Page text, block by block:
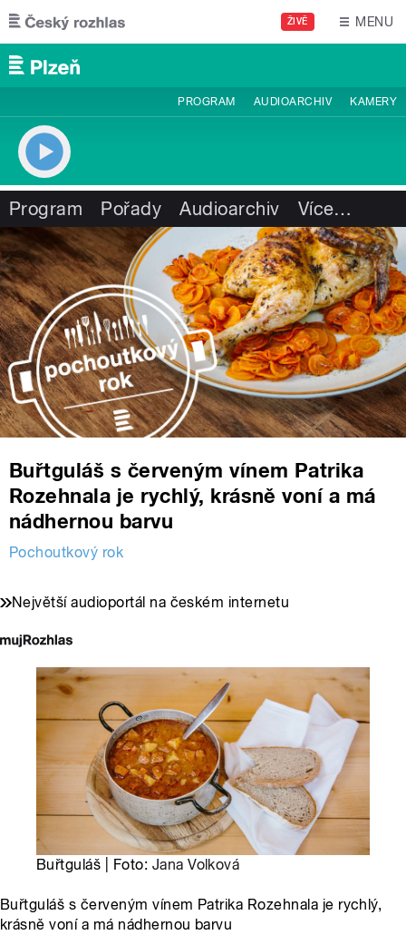
Přejít k hlavnímu obsahu
ŽIVĚ MENU
PROGRAM AUDIOARCHIV KAMERY
Program Pořady Audioarchiv Více…
Buřtguláš s červeným vínem Patrika
Rozehnala je rychlý, krásně voní a má
nádhernou barvu
Pochoutkový rok
Největší audioportál na českém internetu
Buřtguláš | Foto: Jana Volková
Buřtguláš s červeným vínem Patrika Rozehnala je rychlý,
krásně voní a má nádhernou barvu